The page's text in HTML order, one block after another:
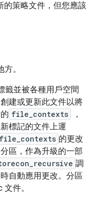
的策略文件，但您應該
。
籤並被各種用戶空間
建或更新此文件以將
file_contexts
，
標記的文件上運
file_contexts 的更改
區，作為升級的一部
調
自動應用更改。分區
文件。